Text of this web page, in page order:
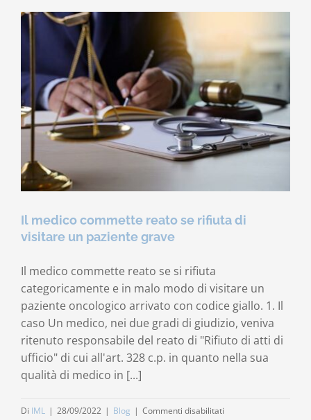
muovere
Il medico commette reato se rifiuta di
visitare un paziente grave
Il medico commette reato se si rifiuta
categoricamente e in malo modo di visitare un
paziente oncologico arrivato con codice giallo. 1. Il
caso Un medico, nei due gradi di giudizio, veniva
ritenuto responsabile del reato di "Rifiuto di atti di
ufficio" di cui all'art. 328 c.p. in quanto nella sua
qualità di medico in [...]
Di IML | 28/09/2022 | Blog | Commenti disabilitati